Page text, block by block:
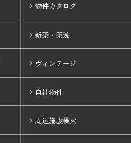
物件カタログ
新築・築浅
ヴィンテージ
自社物件
周辺施設検索